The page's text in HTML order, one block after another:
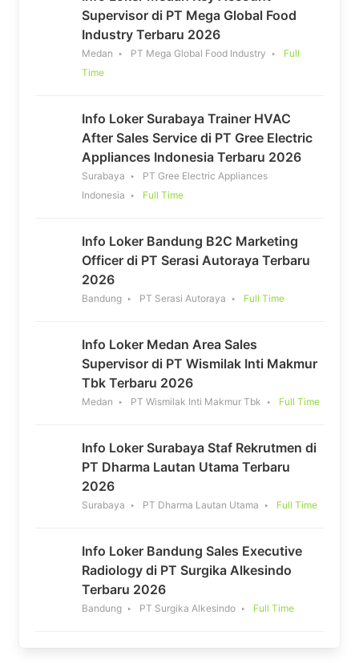
Supervisor di PT Mega Global Food
Industry Terbaru 2026
Medan PT Mega Global Food Industry
Full
Time
Info Loker Surabaya Trainer HVAC
After Sales Service di PT Gree Electric
Appliances Indonesia Terbaru 2026
Surabaya
PT Gree Electric Appliances
Indonesia
Full Time
Info Loker Bandung B2C Marketing
Officer di PT Serasi Autoraya Terbaru
2026
Bandung PT Serasi Autoraya Full Time
Info Loker Medan Area Sales
Supervisor di PT Wismilak Inti Makmur
Tbk Terbaru 2026
Medan PT Wismilak Inti Makmur Tbk Full Time
Info Loker Surabaya Staf Rekrutmen di
PT Dharma Lautan Utama Terbaru
2026
Surabaya PT Dharma Lautan Utama Full Time
Info Loker Bandung Sales Executive
Radiology di PT Surgika Alkesindo
Terbaru 2026
Bandung PT Surgika Alkesindo Full Time